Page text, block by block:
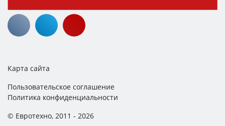
Карта сайта
Пользовательское соглашение
Политика конфиденциальности
© Евротехно, 2011 - 2026